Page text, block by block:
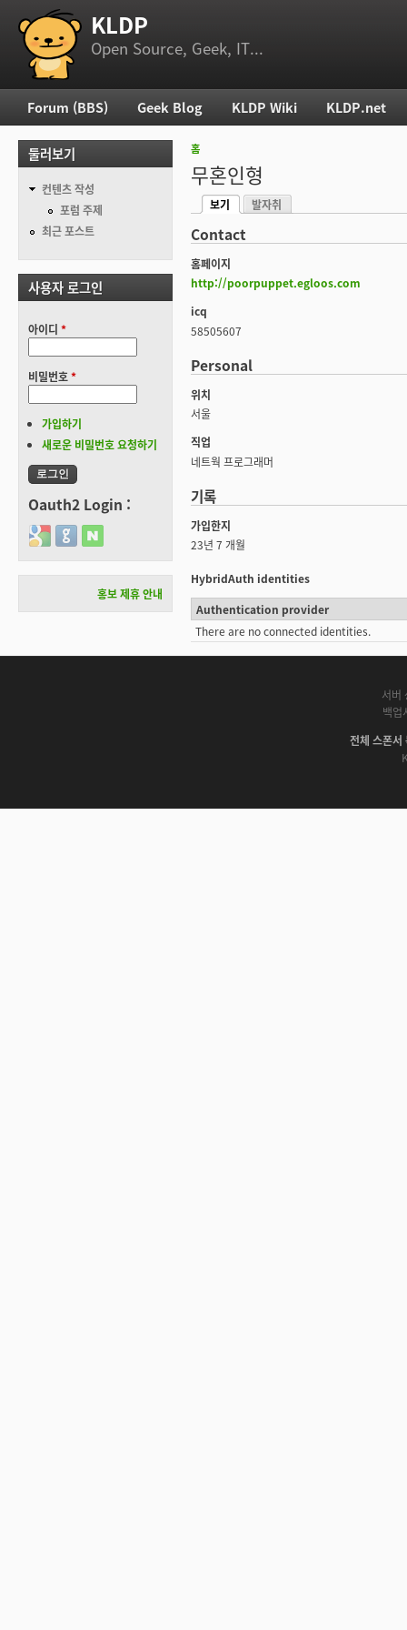
부 메뉴 KLDP
Open Source, Geek, IT...
현재 위치
홈
무혼인형
기본탭
보기
발자취
Contact
홈페이지
http://poorpuppet.egloos.com
icq
58505607
Personal
위치
서울
직업
네트웍 프로그래머
기록
가입한지
23년 7 개월
HybridAuth identities
Authentication provider
There are no connected identities.
주 메뉴
Forum (BBS) Geek Blog KLDP Wiki KLDP.net
둘러보기
컨텐츠 작성
포럼 주제
최근 포스트
사용자 로그인
아이디 *
비밀번호*
가입하기
새로운 비밀번호 요청하기
Oauth2 Login :
Login with Google
Login with GitHub
Login with Naver
홍보 제휴 안내
서버
백업
전체 스폰서